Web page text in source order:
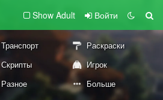
Show Adult Войти
Транспорт
Раскраски
Скрипты
Игрок
Разное Больше